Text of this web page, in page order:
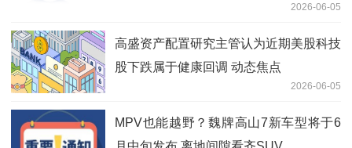
2026-06-05
高盛资产配置研究主管认为近期美股科技
股下跌属于健康回调 动态焦点
2026-06-05
MPV也能越野？魏牌高山7新车型将于6